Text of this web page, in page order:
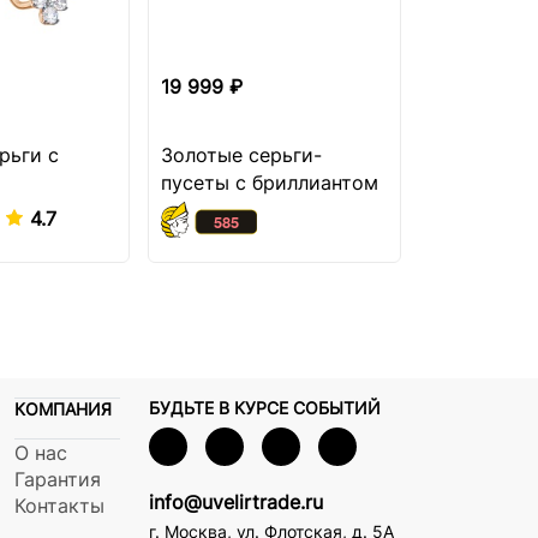
с
4.7
19 999 ₽
Золотые серьги-
пусеты с бриллиантом
КОМПАНИЯ
О нас
Гарантия
Контакты
БУДЬТЕ В КУРСЕ СОБЫТИЙ
info@uvelirtrade.ru
г. Москва, ул. Флотская, д. 5А